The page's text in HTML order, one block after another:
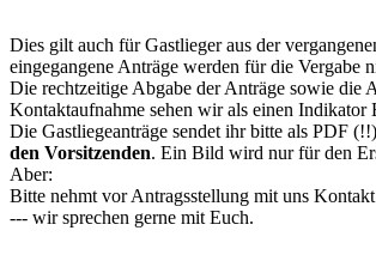
Dies gilt auch für Gastlieger aus der
eingegangene Anträge werden für die Vergabe
Die rechtzeitige Abgabe der Anträge sowie die
Kontaktaufnahme sehen wir als einen Indikator
Die Gastliegeanträge sendet ihr bitte als PDF
den Vorsitzenden. Ein Bild wird nur für den
Aber:
Bitte nehmt vor Antragsstellung mit uns
--- wir sprechen gerne mit Euch.